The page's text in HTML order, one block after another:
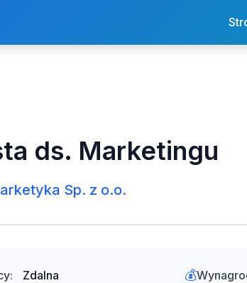
ds. Marketingu
Sp. z o.o.
Zdalna 💰